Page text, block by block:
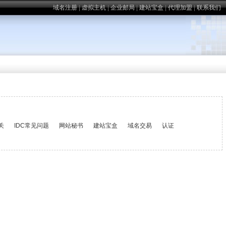
域名注册|虚拟主机|企业邮局|建站宝盒|代理加盟|联系我们
IDC常见问题 网站秘书 建站宝盒 域名交易 认证